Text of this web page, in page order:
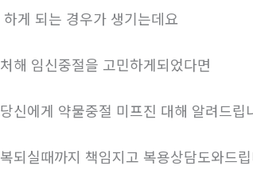
게 되는 경우가 생기는데요
해 임신중절을 고민하게되었다면
신에게 약물중절 미프진 대해 알려드립
되실때까지 책임지고 복용상담도와드